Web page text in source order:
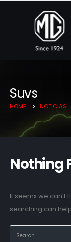
Suvs
HOME NOTICIAS
Nothing
It seems we can’t
searching can